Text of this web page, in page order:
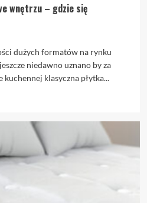
wnętrzu – gdzie się
dużych formatów na rynku
niedawno uznano by za
kuchennej klasyczna płytka...